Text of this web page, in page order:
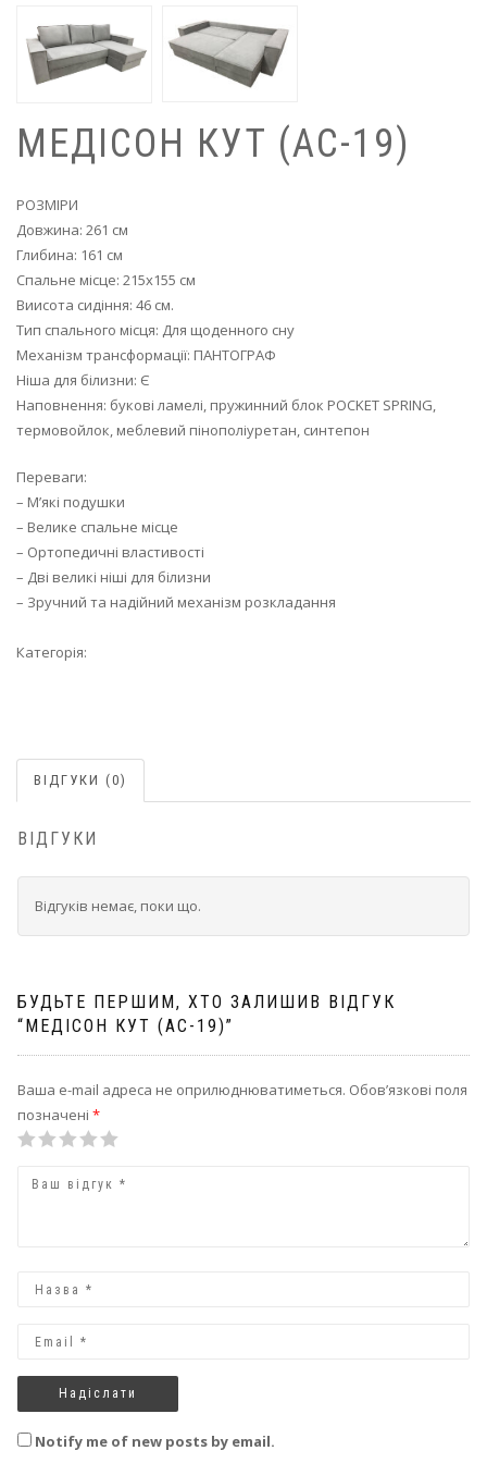
МЕДІСОН КУТ (AC-19)
РОЗМІРИ
Довжина: 261 см
Глибина: 161 см
Спальне місце: 215х155 см
Виисота сидіння: 46 см.
Тип спального місця: Для щоденного сну
Механізм трансформації: ПАНТОГРАФ
Ніша для білизни: Є
Наповнення: букові ламелі, пружинний блок POCKET SPRING,
термовойлок, меблевий пінополіуретан, синтепон
Переваги:
– М’які подушки
– Велике спальне місце
– Ортопедичні властивості
– Дві великі ніші для білизни
– Зручний та надійний механізм розкладання
Категорія:
ВІДГУКИ (0)
ВІДГУКИ
Відгуків немає, поки що.
БУДЬТЕ ПЕРШИМ, ХТО ЗАЛИШИВ ВІДГУК
“МЕДІСОН КУТ (AC-19)”
Ваша e-mail адреса не оприлюднюватиметься. Обов’язкові поля
позначені *
1
2
3
4
5
Notify me of new posts by email.